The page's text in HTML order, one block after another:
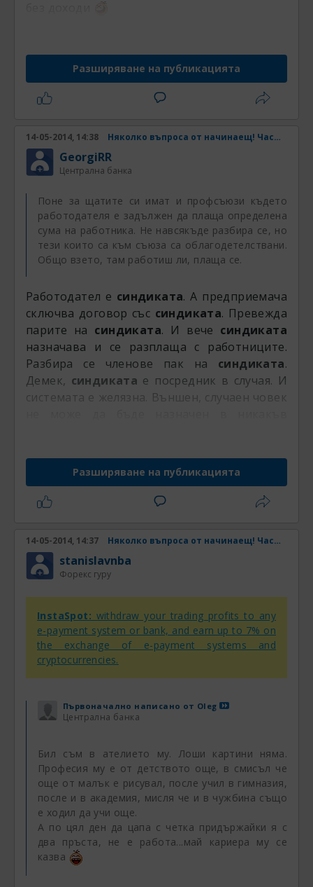
Те почивката и забавленията са само
разходи. А за да има разходи, трябва да има
Разширяване на публикацията
14-05-2014, 14:38 Няколко въпроса от начинаещ! Част 2
GeorgiRR
Централна банка
Поне за щатите си имат и профсъюзи където
работодателя е задължен да плаща определена
сума на работника. Не навсякъде разбира се, но
тези които са към съюза са облагодетелствани.
Общо взето, там работиш ли, плаща се.
Работодател е синдиката. А предприемача
сключва договор със синдиката. Превежда
парите на синдиката. И вече синдиката
назначава и се разплаща с работниците.
Разбира се членове пак на синдиката.
Демек, синдиката е посредник в случая. И
системата е желязна. Външен, случаен човек
Разширяване на публикацията
14-05-2014, 14:37 Няколко въпроса от начинаещ! Част 2
stanislavnba
Форекс гуру
InstaSpot: withdraw your trading profits to any
e-payment system or bank, and earn up to 7% on
the exchange of e-payment systems and
cryptocurrencies.
Първоначално написано от Oleg
Централна банка
Бил съм в ателието му. Лоши картини няма.
Професия му е от детството още, в смисъл че
още от малък е рисувал, после учил в гимназия,
после и в академия, мисля че и в чужбина също
е ходил да учи още.
А по цял ден да цапа с четка придържайки я с
два пръста, не е работа...май кариера му се
казва